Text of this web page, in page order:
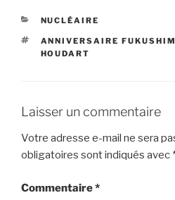
CATÉGORIES
NUCLÉAIRE
ÉTIQUETTES
ANNIVERSAIRE
HOUDART
Laisser un commentaire
Votre adresse e-mail ne sera
obligatoires sont indiqués avec
Commentaire*